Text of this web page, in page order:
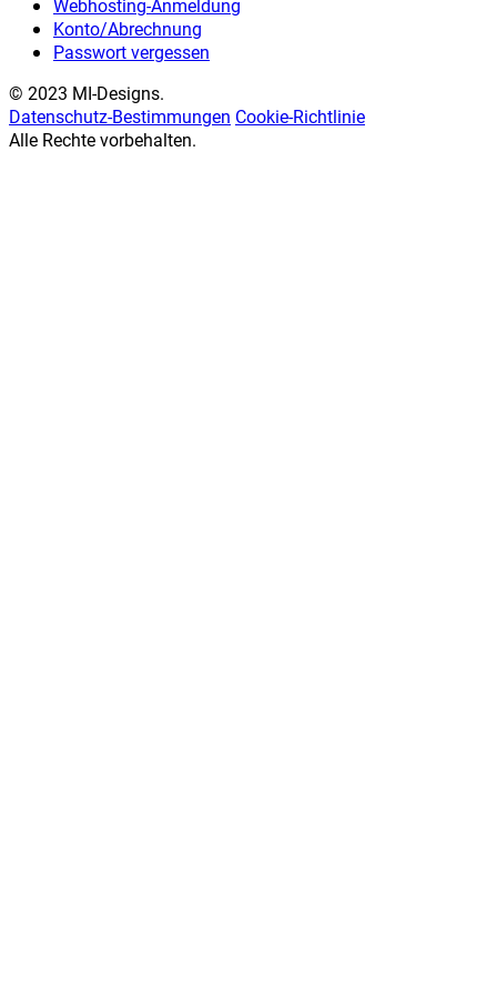
Konto/Abrechnung
Passwort vergessen
© 2023 MI-Designs.
Datenschutz-Bestimmungen Cookie-Richtlinie
Alle Rechte vorbehalten.